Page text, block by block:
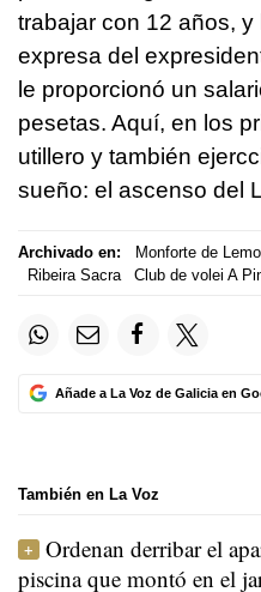
trabajar con 12 años,
expresa del
le proporcionó un
pesetas. Aquí, en los
utillero y también
sueño: el ascenso del
Archivado en: Monforte de
Ribeira Sacra
Club de volei A
Añade a La Voz de Galicia en
También en La Voz
Ordenan derribar el
piscina que montó en el